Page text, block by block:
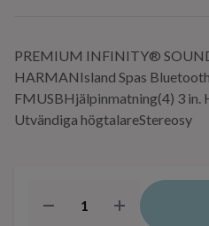
PREMIUM INFINITY®
HARMANIsland Spas
FMUSBHjälpinmatning(4) 3 in.
Utvändiga högtalareStereosy